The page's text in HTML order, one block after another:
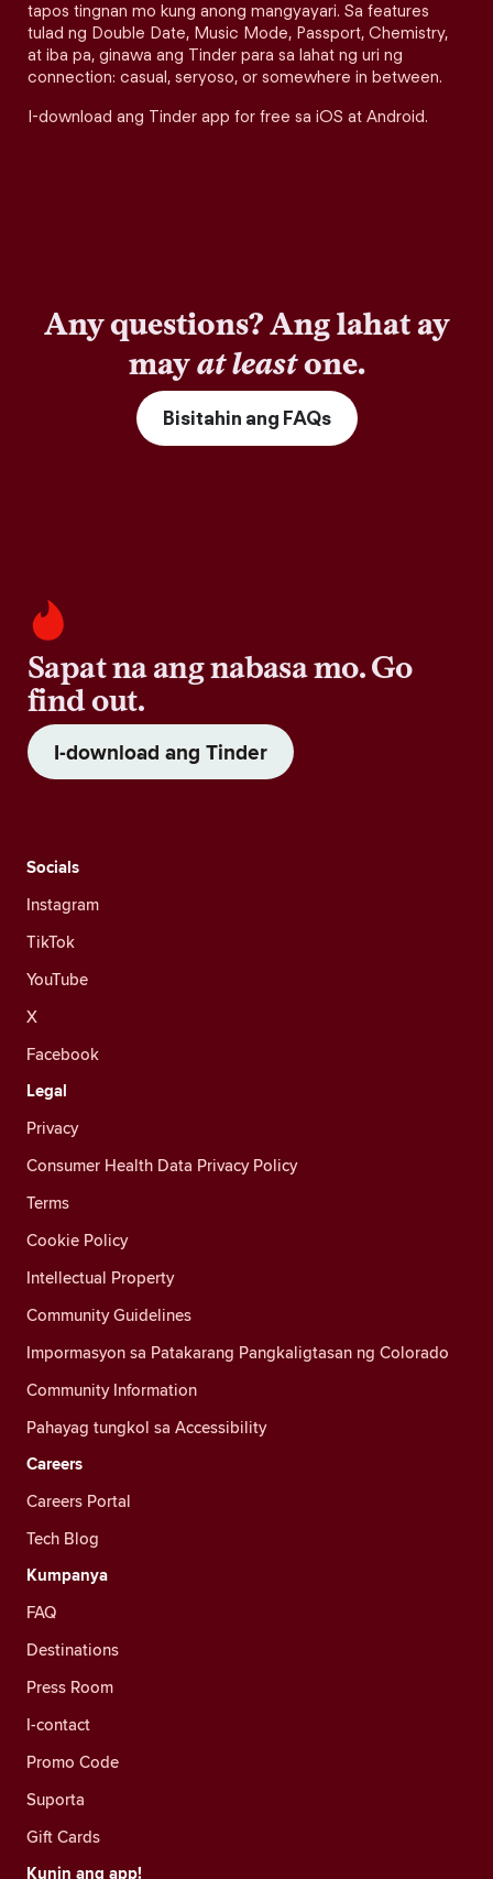
tapos tingnan mo kung anong mangyayari. Sa features
tulad ng Double Date, Music Mode, Passport, Chemistry,
at iba pa, ginawa ang Tinder para sa lahat ng uri ng
connection: casual, seryoso, or somewhere in between.
I-download ang Tinder app for free sa iOS at Android.
Any questions? Ang lahat ay
mayat leastone.
Bisitahin ang FAQs
Sapat na ang nabasa mo. Go
find out.
I-download ang Tinder
Socials
Instagram
TikTok
YouTube
X
Facebook
Legal
Privacy
Consumer Health Data Privacy Policy
Terms
Cookie Policy
Intellectual Property
Community Guidelines
Impormasyon sa Patakarang Pangkaligtasan ng Colorado
Community Information
Pahayag tungkol sa Accessibility
Careers
Careers Portal
Tech Blog
Kumpanya
FAQ
Destinations
Press Room
I-contact
Promo Code
Suporta
Gift Cards
Kunin ang app!